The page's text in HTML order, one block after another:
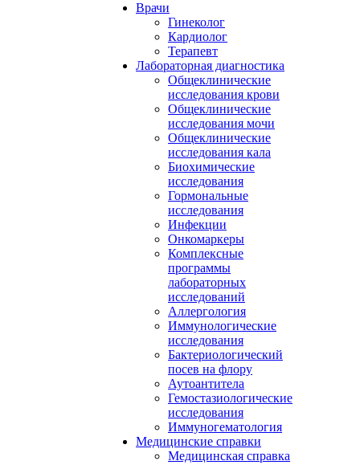
Врачи
Гинеколог
Кардиолог
Терапевт
Лабораторная диагностика
Общеклинические
исследования крови
Общеклинические
исследования мочи
Общеклинические
исследования кала
Биохимические
исследования
Гормональные
исследования
Инфекции
Онкомаркеры
Комплексные
программы
лабораторных
исследований
Аллергология
Иммунологические
исследования
Бактериологический
посев на флору
Аутоантитела
Гемостазиологические
исследования
Иммуногематология
Медицинские справки
Медицинская справка